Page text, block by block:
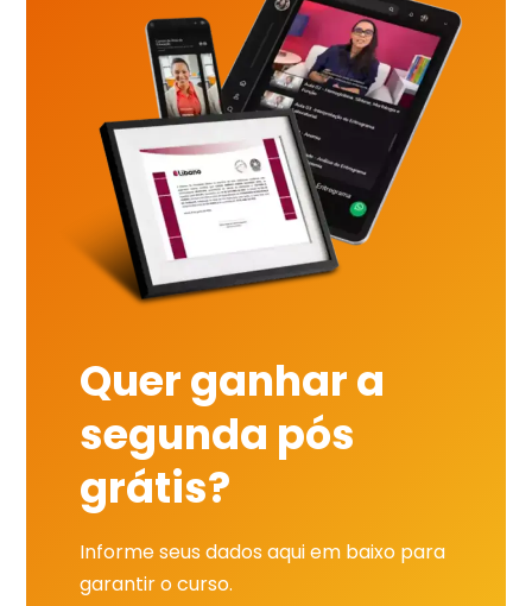
Quer ganhar a
segunda pós
grátis?
Informe seus dados aqui em baixo para
garantir o curso.